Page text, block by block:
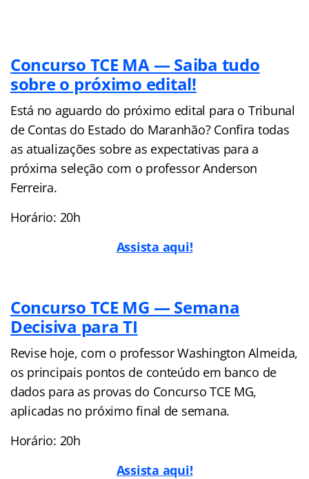
Concurso TCE MA — Saiba tudo
sobre o próximo edital!
Está no aguardo do próximo edital para o Tribunal
de Contas do Estado do Maranhão? Confira todas
as atualizações sobre as expectativas para a
próxima seleção com o professor Anderson
Ferreira.
Horário: 20h
Assista aqui!
Concurso TCE MG — Semana
Decisiva para TI
Revise hoje, com o professor Washington Almeida,
os principais pontos de conteúdo em banco de
dados para as provas do Concurso TCE MG,
aplicadas no próximo final de semana.
Horário: 20h
Assista aqui!